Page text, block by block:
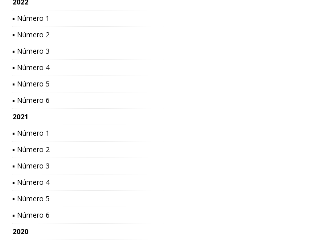
▪ Número 1
▪ Número 2
▪ Número 3
▪ Número 4
▪ Número 5
▪ Número 6
2021
▪ Número 1
▪ Número 2
▪ Número 3
▪ Número 4
▪ Número 5
▪ Número 6
2020